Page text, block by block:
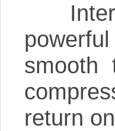
smooth
return